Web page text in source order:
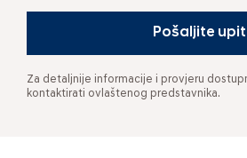
Pošaljite upit
Za detaljnije informacije i provjeru
kontaktirati ovlaštenog predstavnika.